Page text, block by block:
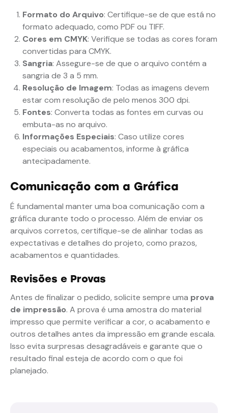
Formato do Arquivo: Certifique-se de que está no
formato adequado, como PDF ou TIFF.
Cores em CMYK: Verifique se todas as cores foram
convertidas para CMYK.
Sangria: Assegure-se de que o arquivo contém a
sangria de 3 a 5 mm.
Resolução de Imagem: Todas as imagens devem
estar com resolução de pelo menos 300 dpi.
Fontes: Converta todas as fontes em curvas ou
embuta-as no arquivo.
Informações Especiais: Caso utilize cores
especiais ou acabamentos, informe à gráfica
antecipadamente.
Comunicação com a Gráfica
É fundamental manter uma boa comunicação com a
gráfica durante todo o processo. Além de enviar os
arquivos corretos, certifique-se de alinhar todas as
expectativas e detalhes do projeto, como prazos,
acabamentos e quantidades.
Revisões e Provas
Antes de finalizar o pedido, solicite sempre uma prova
de impressão. A prova é uma amostra do material
impresso que permite verificar a cor, o acabamento e
outros detalhes antes da impressão em grande escala.
Isso evita surpresas desagradáveis e garante que o
resultado final esteja de acordo com o que foi
planejado.